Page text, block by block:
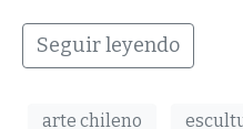
Seguir leyendo
arte chileno